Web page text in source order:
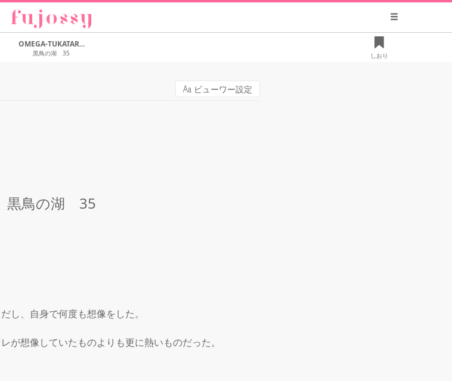
OMEGA-TUKATAR...
黒鳥の湖 35 しおり
ビューワー設定
黒鳥の湖 35
し、自身で何度も想像をした。
が想像していたものよりも更に熱いものだった。